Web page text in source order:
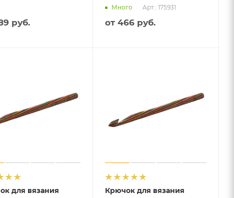
руб.
Много Арт.: 175931
от466 руб.
для вязания
Крючок для вязания